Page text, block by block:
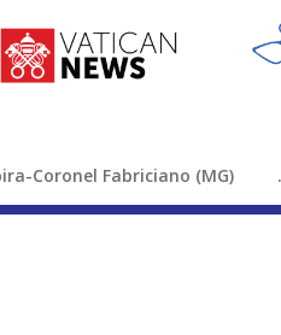
Coronel Fabriciano